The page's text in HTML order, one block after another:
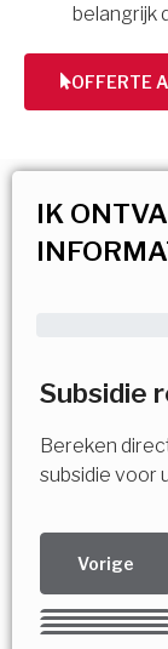
belangrijk
OFFERTE
IK
Subsidie
Bereken
subsidie voor
Vorige
Kies uw
Vorige